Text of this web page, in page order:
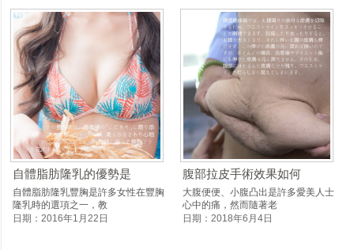
自體脂肪隆乳的優勢是
自體脂肪隆乳豐胸是許多女性在豐胸
隆乳時的選項之一，教
日期：2016年1月22日
腹部拉皮手術效果如何
大腹便便、小腹凸出是許多愛美人士
心中的痛，然而隨著老
日期：2018年6月4日